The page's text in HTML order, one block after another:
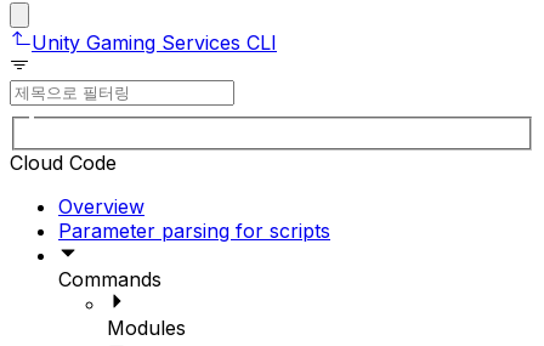
Unity Gaming Services CLI
Cloud Code
Overview
Parameter parsing for scripts
Commands
Modules